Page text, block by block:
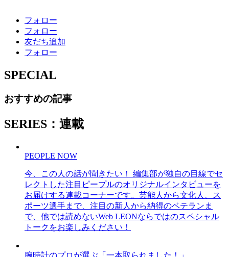
フォロー
フォロー
友だち追加
フォロー
SPECIAL
おすすめの記事
SERIES：連載
PEOPLE NOW
今、この人の話が聞きたい！ 編集部が独自の目線でセ
レクトした注目ピープルのオリジナルインタビューを
お届けする連載コーナーです。芸能人から文化人、ス
ポーツ選手まで、注目の新人から納得のベテランま
で、他では読めないWeb LEONならではのスペシャル
トークをお楽しみください！
腕時計のプロが選ぶ「一本取られました！」